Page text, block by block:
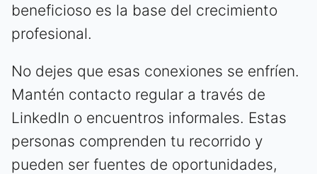
beneficioso es la base del crecimiento
profesional.
No dejes que esas conexiones se enfríen.
Mantén contacto regular a través de
LinkedIn o encuentros informales. Estas
personas comprenden tu recorrido y
pueden ser fuentes de oportunidades,